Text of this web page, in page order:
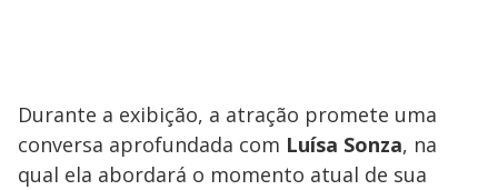
Durante a exibição, a atração promete uma
conversa aprofundada com Luísa Sonza, na
qual ela abordará o momento atual de sua